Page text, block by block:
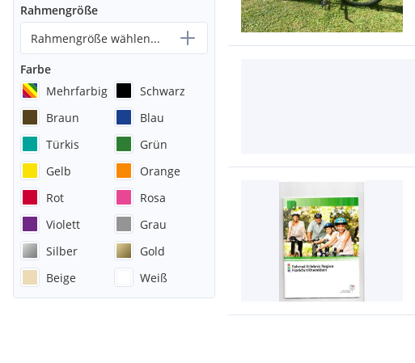
Rahmengröße
Rahmengröße wählen...
Farbe
Mehrfarbig
Schwarz
Braun
Blau
Türkis
Grün
Gelb
Orange
Rot
Rosa
Violett
Grau
Silber
Gold
Beige
Weiß